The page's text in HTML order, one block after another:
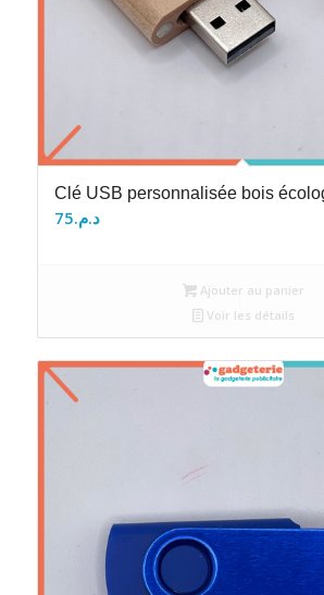
Clé USB personnalisée bois
د.م.75
Ajouter au panier
Voir les détails